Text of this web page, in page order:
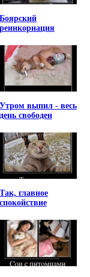
Боярский
реинкорнация
Утром выпил - весь
день свободен
Так, главное
спокойствие